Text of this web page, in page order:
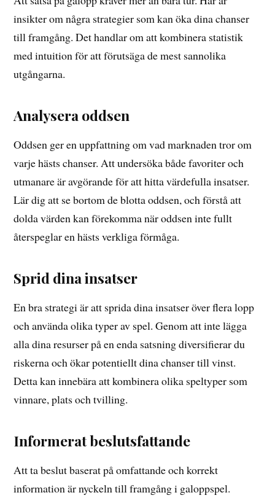
insikter om några strategier som kan öka dina chanser
till framgång. Det handlar om att kombinera statistik
med intuition för att förutsäga de mest sannolika
utgångarna.
Analysera oddsen
Oddsen ger en uppfattning om vad marknaden tror om
varje hästs chanser. Att undersöka både favoriter och
utmanare är avgörande för att hitta värdefulla insatser.
Lär dig att se bortom de blotta oddsen, och förstå att
dolda värden kan förekomma när oddsen inte fullt
återspeglar en hästs verkliga förmåga.
Sprid dina insatser
En bra strategi är att sprida dina insatser över flera lopp
och använda olika typer av spel. Genom att inte lägga
alla dina resurser på en enda satsning diversifierar du
riskerna och ökar potentiellt dina chanser till vinst.
Detta kan innebära att kombinera olika speltyper som
vinnare, plats och tvilling.
Informerat beslutsfattande
Att ta beslut baserat på omfattande och korrekt
information är nyckeln till framgång i galoppspel.